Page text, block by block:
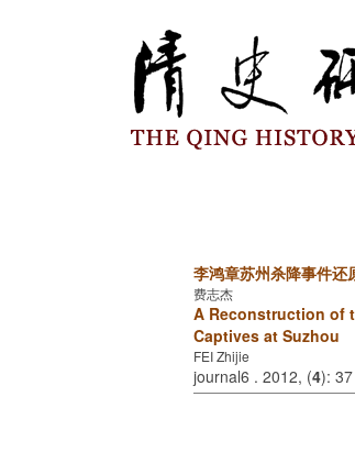
李鸿章苏州杀降事件还
费志杰
A Reconstruction of
Captives at Suzhou
FEI Zhijie
journal6 . 2012, (4):